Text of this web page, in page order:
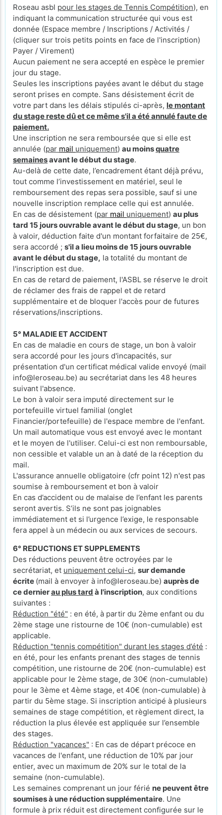
Roseau asbl pour les stages de Tennis Compétition), en
indiquant la communication structurée qui vous est
donnée (Espace membre / Inscriptions / Activités /
(cliquer sur trois petits points en face de l'inscription)
Payer / Virement)
Aucun paiement ne sera accepté en espèce le premier
jour du stage.
Seules les inscriptions payées avant le début du stage
seront prises en compte. Sans désistement écrit de
votre part dans les délais stipulés ci-après, le montant
du stage reste dû et ce même s'il a été annulé faute de
paiement.
Une inscription ne sera remboursée que si elle est
annulée (par mail uniquement) au moinsquatre
semainesavant le début du stage.
Au-delà de cette date, l’encadrement étant déjà prévu,
tout comme l’investissement en matériel, seul le
remboursement des repas sera possible, sauf si une
nouvelle inscription remplace celle qui est annulée.
En cas de désistement (par mail uniquement) au plus
tard 15 jours ouvrable avant le début du stage, un bon
à valoir, déduction faite d'un montant forfaitaire de 25€,
sera accordé ; s'il a lieu moins de 15 jours ouvrable
avant le début du stage, la totalité du montant de
l'inscription est due.
En cas de retard de paiement, l'ASBL se réserve le droit
de réclamer des frais de rappel et de retard
supplémentaire et de bloquer l'accès pour de futures
réservations/inscriptions.
5° MALADIE ET ACCIDENT
En cas de maladie en cours de stage, un bon à valoir
sera accordé pour les jours d'incapacités, sur
présentation d'un certificat médical valide envoyé (mail
info@leroseau.be) au secrétariat dans les 48 heures
suivant l'absence.
Le bon à valoir sera imputé directement sur le
portefeuille virtuel familial (onglet
Financier/portefeuille) de l'espace membre de l'enfant.
Un mail automatique vous est envoyé avec le montant
et le moyen de l'utiliser. Celui-ci est non remboursable,
non cessible et valable un an à daté de la réception du
mail.
L'assurance annuelle obligatoire (cfr point 12) n'est pas
soumise à remboursement et bon à valoir
En cas d’accident ou de malaise de l’enfant les parents
seront avertis. S’ils ne sont pas joignables
immédiatement et si l’urgence l’exige, le responsable
fera appel à un médecin ou aux services de secours.
6° REDUCTIONS ET SUPPLEMENTS
Des réductions peuvent être octroyées par le
secrétariat, et uniquement celui-ci, sur demande
écrite (mail à envoyer à info@leroseau.be) auprès de
ce dernierau plus tard à l'inscription, aux conditions
suivantes :
Réduction "été" : en été, à partir du 2ème enfant ou du
2ème stage une ristourne de 10€ (non-cumulable) est
applicable.
Réduction "tennis compétition" durant les stages d’été :
en été, pour les enfants prenant des stages de tennis
compétition, une ristourne de 20€ (non-cumulable) est
applicable pour le 2ème stage, de 30€ (non-cumulable)
pour le 3ème et 4ème stage, et 40€ (non-cumulable) à
partir du 5ème stage. Si inscription anticipé à plusieurs
semaines de stage compétition, et règlement direct, la
réduction la plus élevée est appliquée sur l’ensemble
des stages.
Réduction "vacances" : En cas de départ précoce en
vacances de l'enfant, une réduction de 10% par jour
entier, avec un maximum de 20% sur le total de la
semaine (non-cumulable).
Les semaines comprenant un jour férié ne peuvent être
soumises à une réduction supplémentaire. Une
formule à prix réduit est directement configurée sur le